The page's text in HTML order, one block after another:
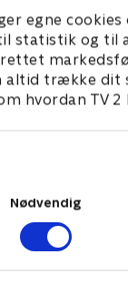
egne
til statistik og til
altid trække dit
hvordan TV
Nødvendig